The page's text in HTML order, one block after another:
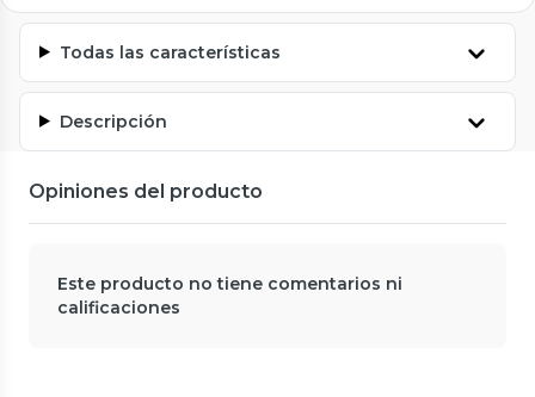
Todas las características
Descripción
Opiniones del producto
Este producto no tiene comentarios ni
calificaciones